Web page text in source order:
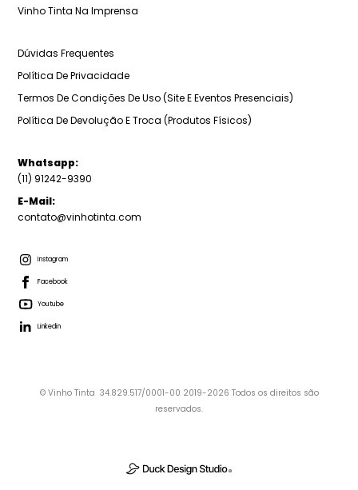
Vinho Tinta Na Imprensa
Dúvidas Frequentes
Política De Privacidade
Termos De Condições De Uso (Site E Eventos Presenciais)
Política De Devolução E Troca (Produtos Físicos)
Whatsapp:
(11) 91242-9390
E-Mail:
contato@vinhotinta.com
Instagram
Facebook
Youtube
Linkedin
© Vinho Tinta 34.829.517/0001-00 2019-2026 Todos os direitos são
reservados.